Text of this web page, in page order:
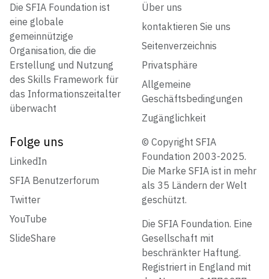
Die SFIA Foundation ist
eine globale
gemeinnützige
Organisation, die die
Erstellung und Nutzung
des Skills Framework für
das Informationszeitalter
überwacht
Über uns
kontaktieren Sie uns
Seitenverzeichnis
Privatsphäre
Allgemeine
Geschäftsbedingungen
Zugänglichkeit
Folge uns
LinkedIn
SFIA Benutzerforum
Twitter
YouTube
SlideShare
© Copyright SFIA
Foundation 2003-2025.
Die Marke SFIA ist in mehr
als 35 Ländern der Welt
geschützt.
Die SFIA Foundation. Eine
Gesellschaft mit
beschränkter Haftung.
Registriert in England mit